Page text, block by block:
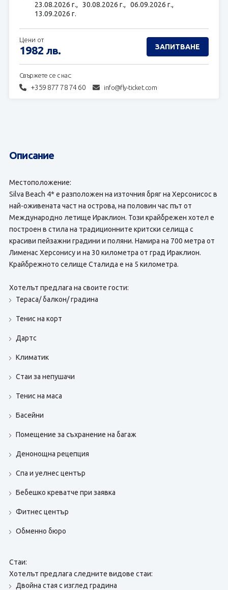
23.08.2026 г., 30.08.2026 г., 06.09.2026 г.,
13.09.2026 г.
Свържете се с нас:
+359 877 78 74 60 info@fly-ticket.com
Цени от
1982 лв. ЗАПИТВАНЕ
Описание
Местоположение:
Silva Beach 4* е разположен на източния бряг на Херсонисос в
най-оживената част на острова, на половин час път от
Международно летище Ираклион. Този крайбрежен хотел е
построен в стила на традиционните критски селища с
красиви пейзажни градини и поляни. Намира на 700 метра от
Лименас Херсонису и на 30 километра от град Ираклион.
Крайбрежното селище Сталида е на 5 километра.
Хотелът предлага на своите гости:
Тераса/ балкон/ градина
Тенис на корт
Дартс
Климатик
Стаи за непушачи
Тенис на маса
Басейни
Помещение за съхранение на багаж
Денонощна рецепция
Спа и уелнес център
Бебешко креватче при заявка
Фитнес център
Обменно бюро
Стаи:
Хотелът предлага следните видове стаи:
Двойна стая с изглед градина